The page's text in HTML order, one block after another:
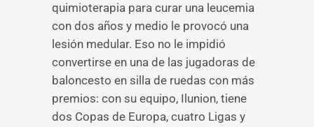
quimioterapia para curar una leucemia
con dos años y medio le provocó una
lesión medular. Eso no le impidió
convertirse en una de las jugadoras de
baloncesto en silla de ruedas con más
premios: con su equipo, Ilunion, tiene
dos Copas de Europa, cuatro Ligas y